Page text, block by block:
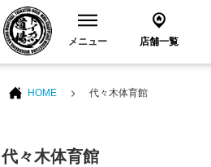
メニュー 店舗一覧
HOME 代々木体育館
代々木体育館